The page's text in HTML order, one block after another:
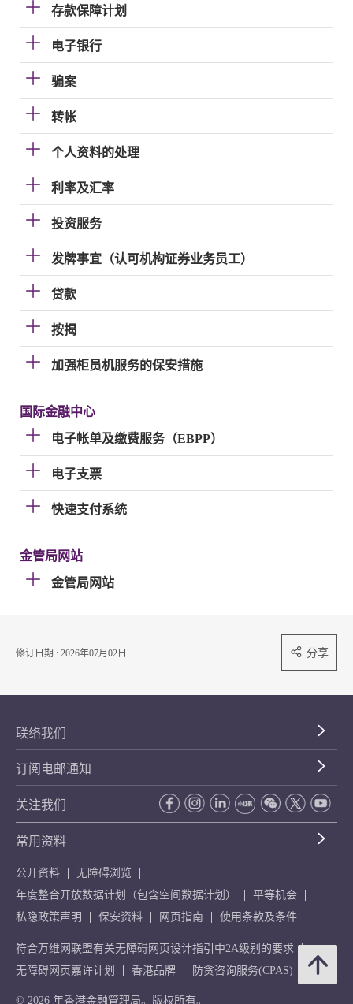
存款保障计划
电子银行
骗案
转帐
个人资料的处理
利率及汇率
投资服务
发牌事宜（认可机构证券业务员工）
贷款
按揭
加强柜员机服务的保安措施
国际金融中心
电子帐单及缴费服务（EBPP）
电子支票
快速支付系统
金管局网站
金管局网站
修订日期 : 2026年07月02日 分享
联络我们
订阅电邮通知
关注我们
常用资料
公开资料
无障碍浏览
年度整合开放数据计划（包含空间数据计划）
平等机会
私隐政策声明
保安资料 网页指南 使用条款及条件
符合万维网联盟有关无障碍网页设计指引中2A级别的要求
无障碍网页嘉许计划
香港品牌 防贪咨询服务(CPAS)
© 2026 年香港金融管理局。版权所有。